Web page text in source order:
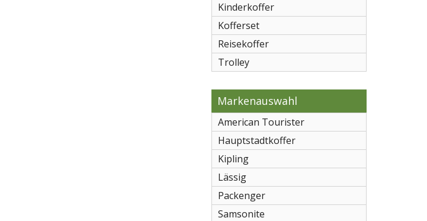
Kinderkoffer
Kofferset
Reisekoffer
Trolley
Markenauswahl
American Tourister
Hauptstadtkoffer
Kipling
Lässig
Packenger
Samsonite